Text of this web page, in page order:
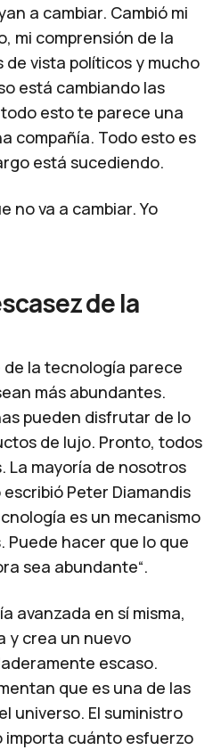
a cambiar. Cambió mi
mi comprensión de la
de vista políticos y mucho
está cambiando las
todo esto te parece una
compañía. Todo esto es
está sucediendo.
no va a cambiar. Yo
de la
de la tecnología parece
más abundantes.
pueden disfrutar de lo
de lujo. Pronto, todos
La mayoría de nosotros
Peter Diamandis
es un mecanismo
Puede hacer que lo que
sea abundante“.
avanzada en sí misma,
y crea un nuevo
escaso.
que es una de las
universo. El suministro
importa cuánto esfuerzo